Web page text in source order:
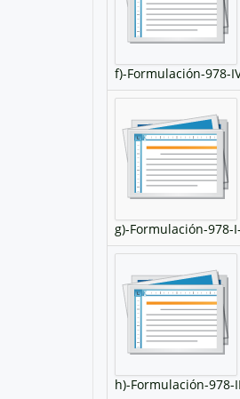
f)-Formulación-978-
g)-Formulación-978-
h)-Formulación-978-